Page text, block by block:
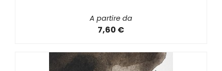
A partire da
7,60 €